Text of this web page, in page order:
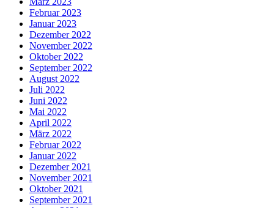
Februar 2023
Januar 2023
Dezember 2022
November 2022
Oktober 2022
September 2022
August 2022
Juli 2022
Juni 2022
Mai 2022
April 2022
März 2022
Februar 2022
Januar 2022
Dezember 2021
November 2021
Oktober 2021
September 2021